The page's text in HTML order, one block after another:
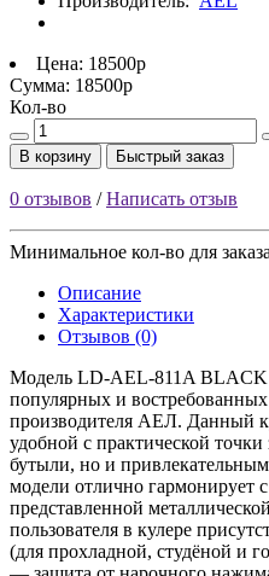
Цена: 18500р
Сумма: 18500р
Кол-во
В корзину Быстрый заказ
0 отзывов /Написать отзыв
Минимальное кол-во для
Описание
Характеристики
Отзывов (0)
Модель LD-AEL-811A
популярных и
производителя АЕЛ. Данный
удобной с практической
бутыли, но и
модели отлично гармонирует
представленной
пользователя в кулере
(для прохладной, студёной и